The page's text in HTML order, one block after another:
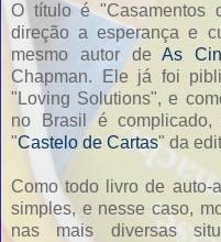
O título é "Casamentos
direção a esperança e
mesmo autor deAs
Chapman. Ele já foi
"Loving Solutions", e
no Brasil é
"Castelo de Cartas" da
Como todo livro de auto-
simples, e nesse caso,
nas mais diversas